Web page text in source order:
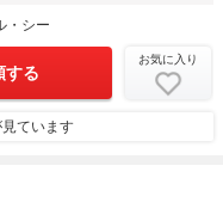
・シー
する
お気に入り
ています